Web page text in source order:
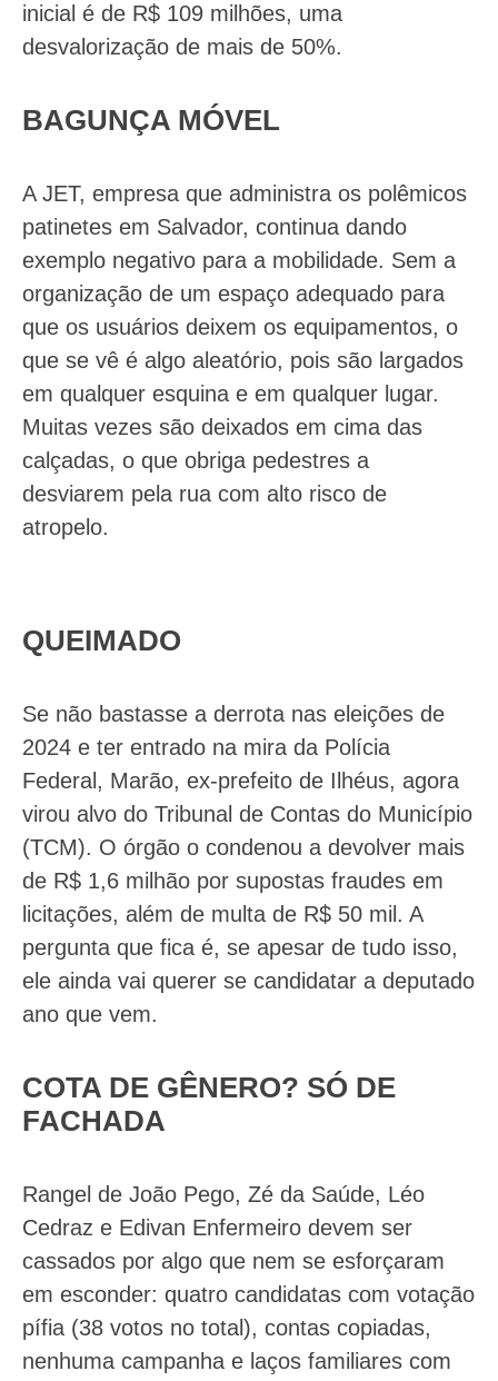
inicial é de R$ 109 milhões, uma
desvalorização de mais de 50%.
BAGUNÇA MÓVEL
A JET, empresa que administra os polêmicos
patinetes em Salvador, continua dando
exemplo negativo para a mobilidade. Sem a
organização de um espaço adequado para
que os usuários deixem os equipamentos, o
que se vê é algo aleatório, pois são largados
em qualquer esquina e em qualquer lugar.
Muitas vezes são deixados em cima das
calçadas, o que obriga pedestres a
desviarem pela rua com alto risco de
atropelo.
QUEIMADO
Se não bastasse a derrota nas eleições de
2024 e ter entrado na mira da Polícia
Federal, Marão, ex-prefeito de Ilhéus, agora
virou alvo do Tribunal de Contas do Município
(TCM). O órgão o condenou a devolver mais
de R$ 1,6 milhão por supostas fraudes em
licitações, além de multa de R$ 50 mil. A
pergunta que fica é, se apesar de tudo isso,
ele ainda vai querer se candidatar a deputado
ano que vem.
COTA DE GÊNERO? SÓ DE
FACHADA
Rangel de João Pego, Zé da Saúde, Léo
Cedraz e Edivan Enfermeiro devem ser
cassados por algo que nem se esforçaram
em esconder: quatro candidatas com votação
pífia (38 votos no total), contas copiadas,
nenhuma campanha e laços familiares com